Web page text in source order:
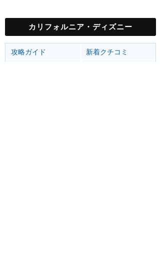
カリフォルニア・ディズニー
攻略ガイド
新着クチコミ